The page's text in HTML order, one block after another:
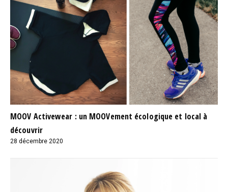
MOOV Activewear : un MOOVement écologique et local à
découvrir
28 décembre 2020